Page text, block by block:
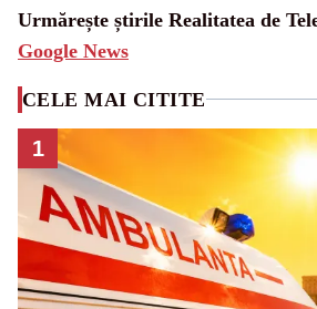
Urmărește știrile Realitatea de
Google News
CELE MAI CITITE
1